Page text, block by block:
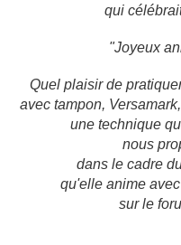
qui
"Joyeux
Quel plaisir de
avec tampon,
une technique
nous
dans le cadre
qu'elle anime
sur le